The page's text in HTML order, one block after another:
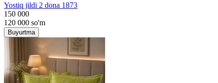
Yostiq jildi 2 dona 1873
150 000
120 000 so'm
Buyurtma